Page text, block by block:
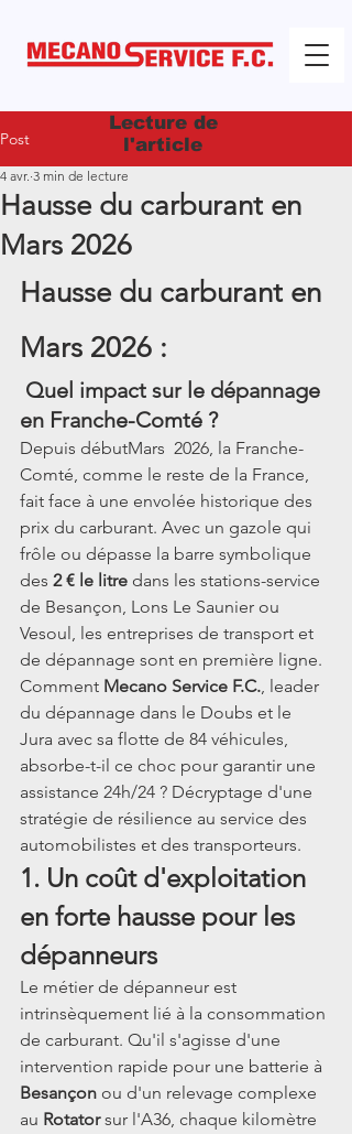
Post
Hausse du carburant en
Mars 2026
4 avr. 3 min de lecture
Hausse du carburant en
Mars 2026 :
en Franche-Comté ?
Depuis débutMars  2026, la Franche-
Comté, comme le reste de la France,
fait face à une envolée historique des
prix du carburant. Avec un gazole qui
frôle ou dépasse la barre symbolique
des 2 € le litre dans les stations-service
de Besançon, Lons Le Saunier ou
Vesoul, les entreprises de transport et
de dépannage sont en première ligne.
Comment Mecano Service F.C., leader
du dépannage dans le Doubs et le
Jura avec sa flotte de 84 véhicules,
absorbe-t-il ce choc pour garantir une
assistance 24h/24 ? Décryptage d'une
stratégie de résilience au service des
automobilistes et des transporteurs.
1. Un coût d'exploitation
en forte hausse pour les
dépanneurs
Le métier de dépanneur est
intrinsèquement lié à la consommation
de carburant. Qu'il s'agisse d'une
intervention rapide pour une batterie à
Besançon ou d'un relevage complexe
au Rotator sur l'A36, chaque kilomètre
Lecture de
l'article